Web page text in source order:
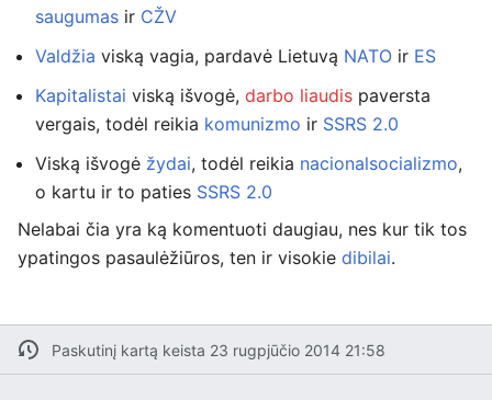
saugumas ir CŽV
Valdžia viską vagia, pardavė Lietuvą NATO ir ES
Kapitalistai viską išvogė, darbo liaudis paversta
vergais, todėl reikia komunizmo ir SSRS 2.0
Viską išvogė žydai, todėl reikia nacionalsocializmo,
o kartu ir to paties SSRS 2.0
Nelabai čia yra ką komentuoti daugiau, nes kur tik tos
ypatingos pasaulėžiūros, ten ir visokie dibilai.
Paskutinį kartą keista 23 rugpjūčio 2014 21:58